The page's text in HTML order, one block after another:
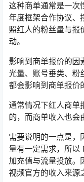
这种商单通常是一次
年度框架合作协议、
照红人的粉丝量与报
动。
影响到商单报价的因
光量、账号垂类、粉
都会影响到商单报价
通常情况下红人商单
的，而商单收入也会
需要说明的一点是，
量有一定需求，所
加充值与流量投放。
视频官方的收入来源